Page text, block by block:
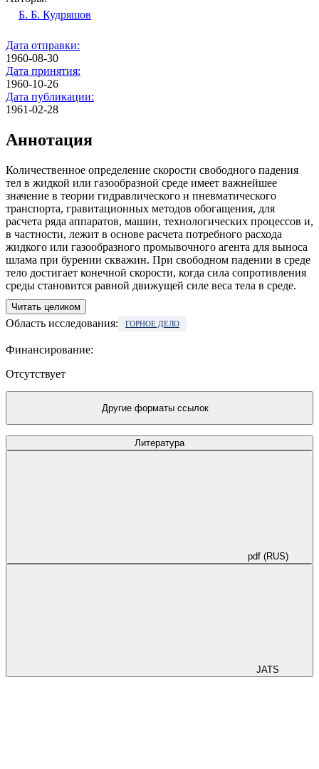
Б. Б. Кудряшов
Дата отправки:
1960-08-30
Дата принятия:
1960-10-26
Дата публикации:
1961-02-28
Аннотация
Количественное определение скорости свободного падения
тел в жидкой или газообразной среде имеет важнейшее
значение в теории гидравлического и пневматического
транспорта, гравитационных мето­дов обогащения, для
расчета ряда аппаратов, машин, технологических процессов и,
в частности, лежит в основе расчета потребного расхода
жидкого или газообразного промывочного агента для выноса
шлама при бурении скважин. При свободном падении в среде
тело достигает конечной скорости, когда сила сопротивления
среды становится равной движущей силе веса тела в среде.
Читать целиком
Область исследования: ГОРНОЕ ДЕЛО
Финансирование:
Отсутствует
Другие форматы ссылок
Литература
pdf (RUS)
JATS